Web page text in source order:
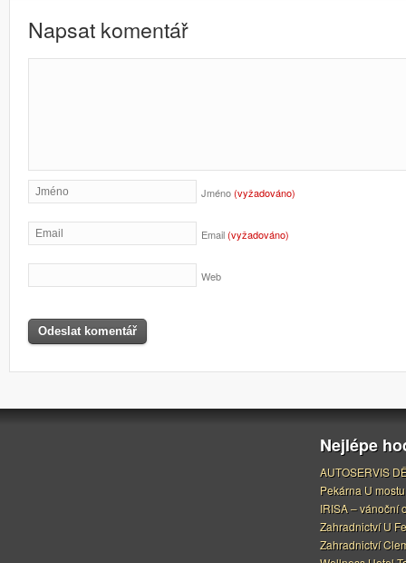
Napsat komentář
Jméno(vyžadováno)
Email(vyžadováno)
Web
Nejlépe
AUTOSERVIS
Pekárna U mostu
IRISA – vánoční
Zahradnictví U
Zahradnictví